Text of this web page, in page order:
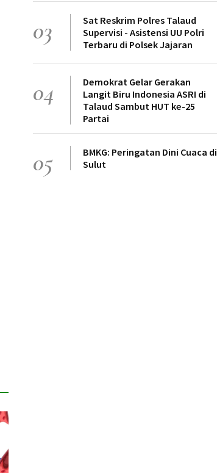
03
Sat Reskrim Polres Talaud
Supervisi - Asistensi UU Polri
Terbaru di Polsek Jajaran
04
Demokrat Gelar Gerakan
Langit Biru Indonesia ASRI di
Talaud Sambut HUT ke-25
Partai
05
BMKG: Peringatan Dini Cuaca di
Sulut